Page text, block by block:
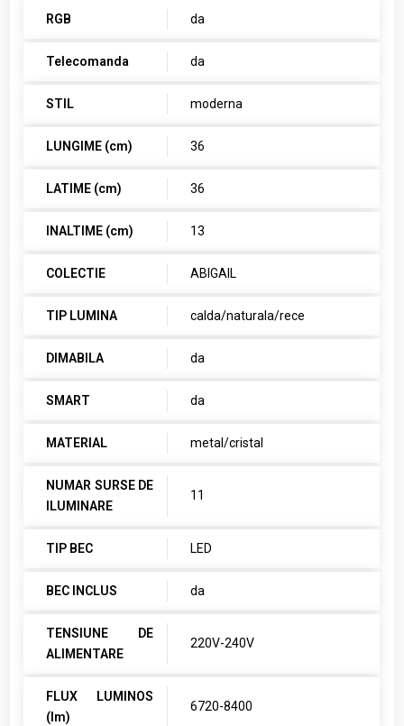
RGB da
Telecomanda da
STIL moderna
LUNGIME (cm) 36
LATIME (cm) 36
INALTIME (cm) 13
COLECTIE ABIGAIL
TIP LUMINA calda/naturala/rece
DIMABILA da
SMART da
MATERIAL metal/cristal
NUMAR SURSE DE
ILUMINARE
11
TIP BEC LED
BEC INCLUS da
TENSIUNE DE
ALIMENTARE
220V-240V
FLUX LUMINOS
(lm)
6720-8400